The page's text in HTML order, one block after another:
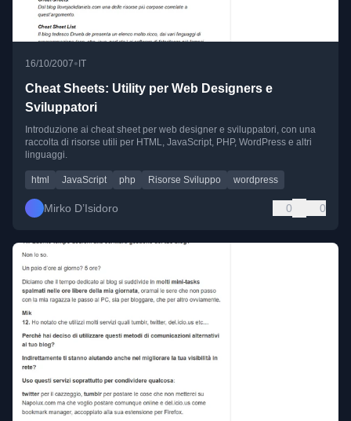
16/10/2007•IT
Cheat Sheets: Utility per Web Designers e
Sviluppatori
Introduzione ai cheat sheet per web designer e sviluppatori, con una
raccolta di risorse utili per HTML, JavaScript, PHP, WordPress e altri
linguaggi.
html JavaScript php Risorse Sviluppo wordpress
Mirko D’Isidoro 0 0